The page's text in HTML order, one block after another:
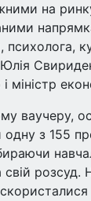
на
психолога,
міністр
ваучеру,
з 155
розсуд.